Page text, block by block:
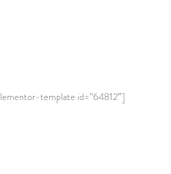
template id=”64812″]